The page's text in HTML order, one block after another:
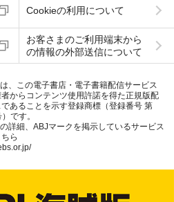
Cookieの利用について
お客さまのご利用端末から
の情報の外部送信について
、この電子書店・電子書籍配信サービス
からコンテンツ使用許諾を得た正規版配
あることを示す登録商標（登録番号 第
です。
詳細、ABJマークを掲示しているサービス
ら